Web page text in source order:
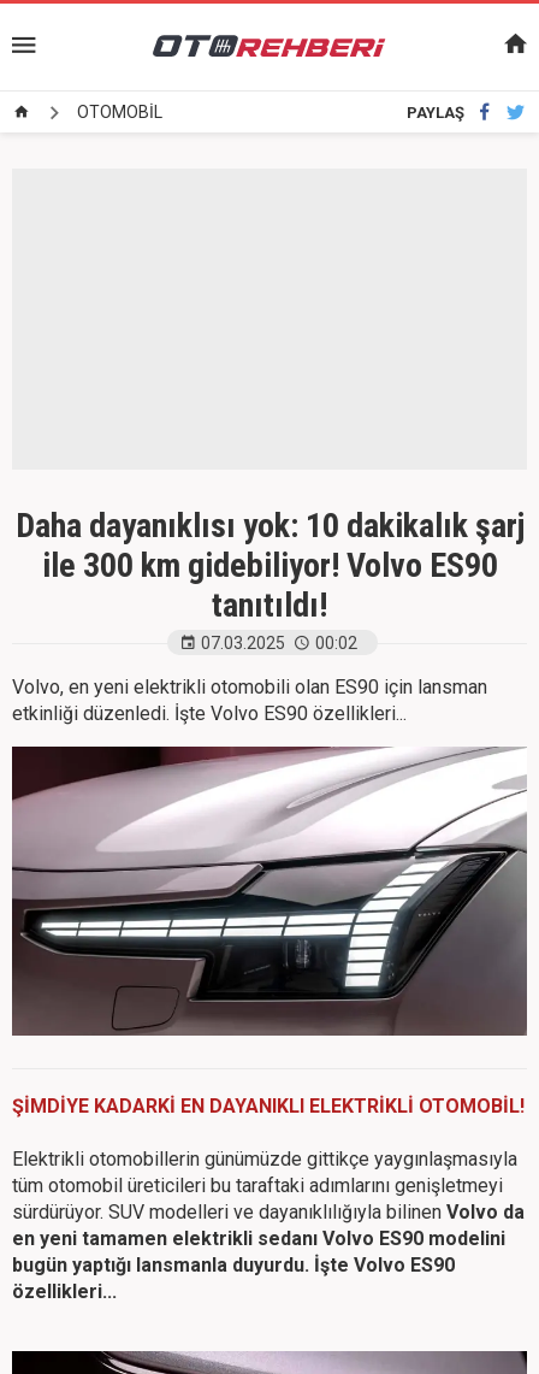
OTOMOBİL PAYLAŞ
Daha dayanıklısı yok: 10 dakikalık şarj
ile 300 km gidebiliyor! Volvo ES90
tanıtıldı!
07.03.2025 00:02
Volvo, en yeni elektrikli otomobili olan ES90 için lansman
etkinliği düzenledi. İşte Volvo ES90 özellikleri...
ŞİMDİYE KADARKİ EN DAYANIKLI ELEKTRİKLİ OTOMOBİL!
Elektrikli otomobillerin günümüzde gittikçe yaygınlaşmasıyla
tüm otomobil üreticileri bu taraftaki adımlarını genişletmeyi
sürdürüyor. SUV modelleri ve dayanıklılığıyla bilinen Volvo da
en yeni tamamen elektrikli sedanı Volvo ES90 modelini
bugün yaptığı lansmanla duyurdu. İşte Volvo ES90
özellikleri...